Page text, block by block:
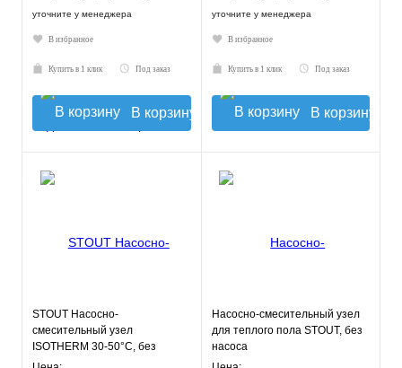
уточните у менеджера
В избранное
Купить в 1 клик Под заказ
В корзину
уточните у менеджера
В избранное
Купить в 1 клик Под заказ
В корзину
STOUT Насосно-
смесительный узел
ISOTHERM 30-50°C, без
насоса.
Насосно-смесительный узел
для теплого пола STOUT, без
насоса